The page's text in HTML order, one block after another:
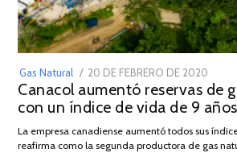
Gas Natural
POSTED
ON
20 DE FEBRERO DE 2020
DE
JULIO
2025
Canacol aumentó reservas de
con un índice de vida de 9 años
La empresa canadiense aumentó todos sus
reafirma como la segunda productora de gas